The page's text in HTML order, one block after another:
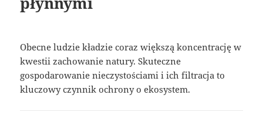
Obecne ludzie kładzie coraz większą koncentrację w
kwestii zachowanie natury. Skuteczne
gospodarowanie nieczystościami i ich filtracja to
kluczowy czynnik ochrony o ekosystem.